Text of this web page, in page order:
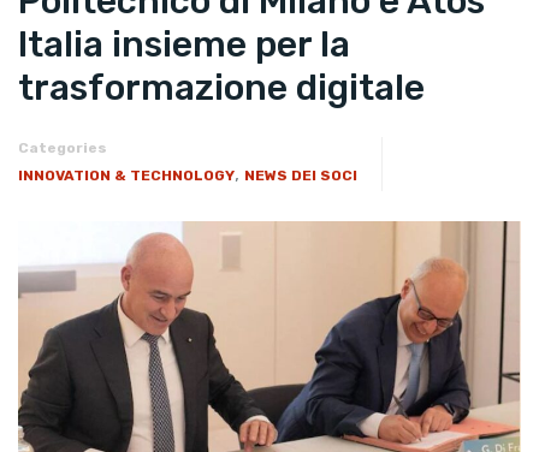
Italia insieme per la
trasformazione digitale
Categories
INNOVATION & TECHNOLOGY, NEWS DEI SOCI